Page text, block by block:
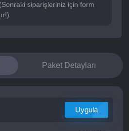
(Sonraki siparişleriniz için form
Paket Detayları
Uygula